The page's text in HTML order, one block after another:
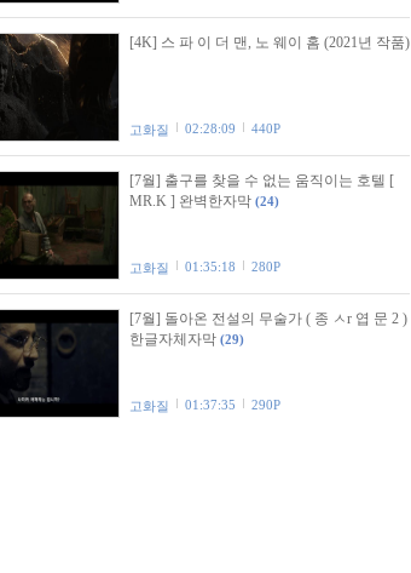
[4K] 스 파 이 더 맨, 노 웨이 홈 (2021년 작품)
고화질 02:28:09 440P
[7월] 출구를 찾을 수 없는 움직이는 호텔 [
MR.K ] 완벽한자막 (24)
고화질 01:35:18 280P
[7월] 돌아온 전설의 무술가 ( 종 ㅅr 엽 문 2 )
한글자체자막 (29)
고화질 01:37:35 290P